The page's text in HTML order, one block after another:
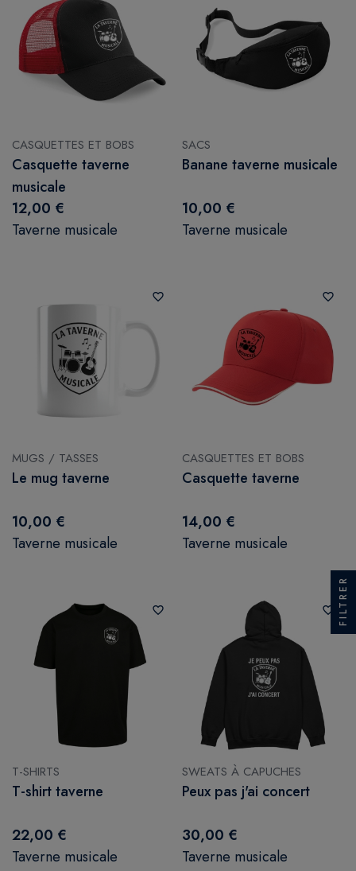
CASQUETTES ET BOBS
Casquette taverne
musicale
12,00 €
Taverne musicale
SACS
Banane taverne musicale
10,00 €
Taverne musicale
favorite_border
MUGS / TASSES
Le mug taverne
10,00 €
Taverne musicale
favorite_border
CASQUETTES ET BOBS
Casquette taverne
14,00 €
Taverne musicale
favorite_border
T-SHIRTS
T-shirt taverne
22,00 €
Taverne musicale
favorite_border
SWEATS À CAPUCHES
Peux pas j'ai concert
30,00 €
Taverne musicale
FILTRER